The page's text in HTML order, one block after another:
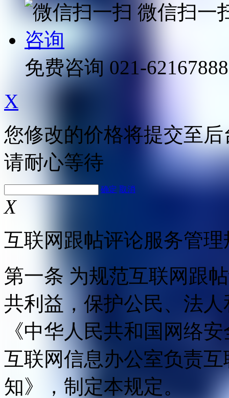
微信扫一
咨询
免费咨询 021-62167888
X
您修改的价格将提交至
请耐心等待
确定 取消
X
互联网跟帖评论服务管理
第一条 为规范互联网跟
共利益，保护公民、法
《中华人民共和国网络
互联网信息办公室负责
知》，制定本规定。